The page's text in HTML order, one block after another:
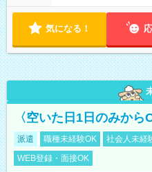
気になる！
〈空いた日1日のみか
派遣 職種未経験OK 社会人未経
WEB登録・面接OK